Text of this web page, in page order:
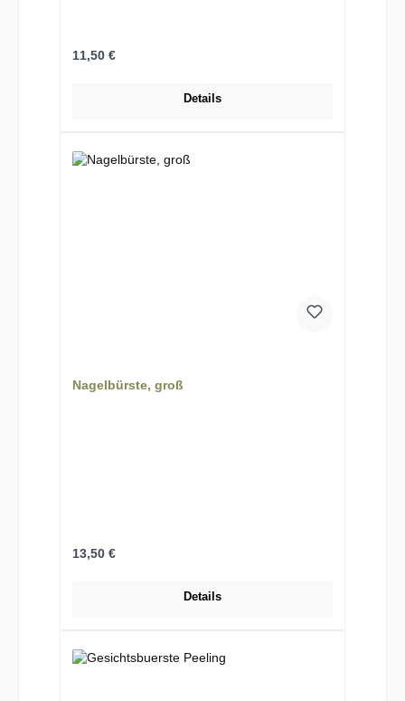
Regulärer Preis:
11,50 €
Details
Nagelbürste, groß
Regulärer Preis:
13,50 €
Details